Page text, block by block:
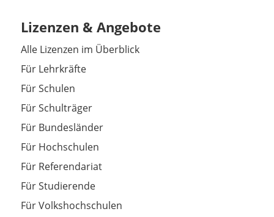
Lizenzen & Angebote
Alle Lizenzen im Überblick
Für Lehrkräfte
Für Schulen
Für Schulträger
Für Bundesländer
Für Hochschulen
Für Referendariat
Für Studierende
Für Volkshochschulen